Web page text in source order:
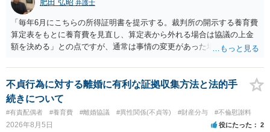
肥田 弘昭 弁護士
「毎年6月にこちらの所得証明書を提示する。裁判所の開示する養育費
算定表をもとに養育費を見直し、算定表から外れる場合は協議の上金
額を決める」との点ですが、通常は事情の変更があった場合に変更し
来なかった事情の変更により双方協議の上増減出来る」と「通知義務
に勤務先」が含まれているので、私に収入が入った事は相手に通知が
行く事になり、上記のような文言が無くても養育費の見直しは適宜出
来るかと思うのですが違うのでしょうか？との点はそのとおりかと思
います。養育費は事情の変更があった場合に変更するので毎年見直す
ことはあまりないです。ご参考にしてください。
不貞行為に対する離婚に有利な証拠収集方法と法的手
続きについて
#有責配偶者 #養育費 #離婚協議 #異性関係(不貞等) #財産分与 #不倫慰謝料
2026年8月5日 役にたった 2